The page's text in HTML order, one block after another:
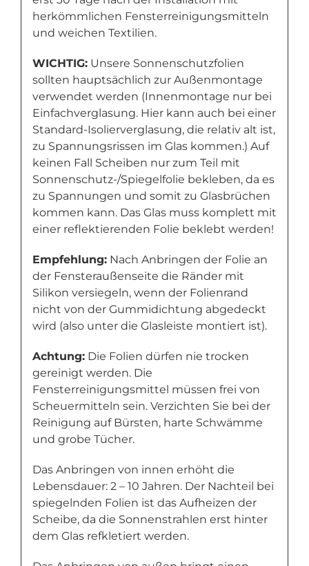
herkömmlichen Fensterreinigungsmitteln
und weichen Textilien.
WICHTIG:Unsere Sonnenschutzfolien
sollten hauptsächlich zur Außenmontage
verwendet werden (Innenmontage nur bei
Einfachverglasung. Hier kann auch bei einer
Standard-Isolierverglasung, die relativ alt ist,
zu Spannungsrissen im Glas kommen.) Auf
keinen Fall Scheiben nur zum Teil mit
Sonnenschutz-/Spiegelfolie bekleben, da es
zu Spannungen und somit zu Glasbrüchen
kommen kann. Das Glas muss komplett mit
einer reflektierenden Folie beklebt werden!
Empfehlung:Nach Anbringen der Folie an
der Fensteraußenseite die Ränder mit
Silikon versiegeln, wenn der Folienrand
nicht von der Gummidichtung abgedeckt
wird (also unter die Glasleiste montiert ist).
Achtung:Die Folien dürfen nie trocken
gereinigt werden. Die
Fensterreinigungsmittel müssen frei von
Scheuermitteln sein. Verzichten Sie bei der
Reinigung auf Bürsten, harte Schwämme
und grobe Tücher.
Das Anbringen von innen erhöht die
Lebensdauer: 2 – 10 Jahren. Der Nachteil bei
spiegelnden Folien ist das Aufheizen der
Scheibe, da die Sonnenstrahlen erst hinter
dem Glas refkletiert werden.